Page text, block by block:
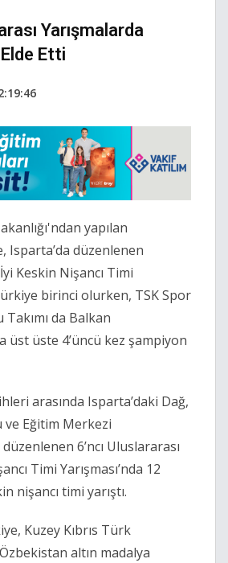
Yarışmalarda
Etti
yapılan
Isparta’da düzenlenen
Keskin Nişancı Timi
birinci olurken, TSK Spor
Takımı da Balkan
üst üste 4’üncü kez şampiyon
arasında Isparta’daki Dağ,
ve Eğitim Merkezi
6’ncı Uluslararası
Timi Yarışması’nda 12
nişancı timi yarıştı.
Kuzey Kıbrıs Türk
altın madalya